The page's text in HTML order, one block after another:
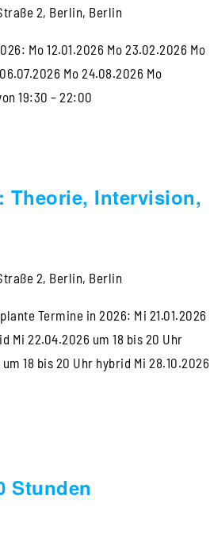
2, Berlin, Berlin
Mo 12.01.2026 Mo 23.02.2026 Mo
Mo 24.08.2026 Mo
19:30 – 22:00
Theorie, Intervision,
2, Berlin, Berlin
Termine in 2026: Mi 21.01.2026
Mi 22.04.2026 um 18 bis 20 Uhr
18 bis 20 Uhr hybrid Mi 28.10.2026
Stunden